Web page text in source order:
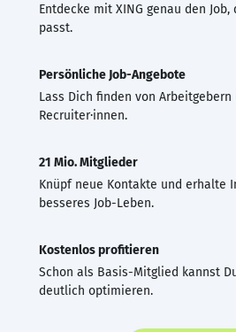
Entdecke mit XING genau den
passt.
Persönliche Job-Angebote
Lass Dich finden von Arbeitgebern
Recruiter·innen.
21 Mio. Mitglieder
Knüpf neue Kontakte und erhalte
besseres Job-Leben.
Kostenlos profitieren
Schon als Basis-Mitglied kannst
deutlich optimieren.